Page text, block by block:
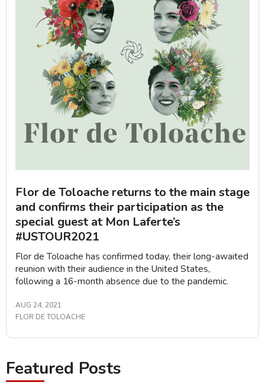
Flor de Toloache returns to the main stage
and confirms their participation as the
special guest at Mon Laferte’s
#USTOUR2021
Flor de Toloache has confirmed today, their long-awaited
reunion with their audience in the United States,
following a 16-month absence due to the pandemic.
AUG 24, 2021
FLOR DE TOLOACHE
Featured Posts